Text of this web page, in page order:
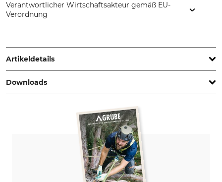
Verantwortlicher Wirtschaftsakteur gemäß EU-
Verordnung
France, www.petzl.com
Artikeldetails
Norm
EN 362
Petzl
Modellbezeichnung
Eashook Open 2-fach
Bruchlast horizontal
8 kN
Verschluss
Downloads
Bedienungsanleitung | Manual_71-384_intl.pdf
Konformitätserklärung | EU-DoC_71-384_26-06-2023_intl.pdf